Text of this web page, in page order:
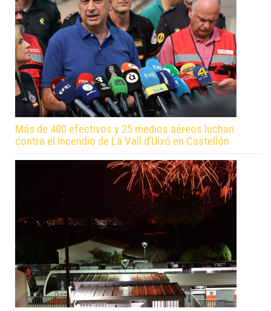
Más de 400 efectivos y 25 medios aéreos luchan
contra el incendio de La Vall d’Uixó en Castellón